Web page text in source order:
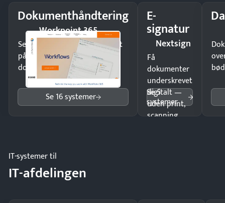
Dokumenthåndtering
Workpoint 365
Send kontrakter til underskrift
på minutter og mist ingen
dokumenter.
Se 16 systemer
E-
signatur
Nextsign
Få
dokumenter
underskrevet
digitalt —
uden print,
scanning
Se 5
systemer
IT-systemer til
IT-afdelingen